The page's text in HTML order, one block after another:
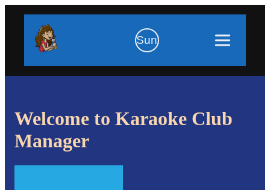
Sun
Welcome to Karaoke Club
Manager